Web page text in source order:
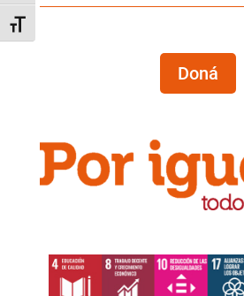
Alternar tamaño de letra
Doná